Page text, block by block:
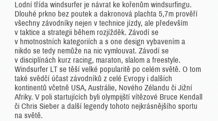
Lodní třída windsurfer je návrat ke kořenům windsurfingu.
Dlouhé prkno bez poutek a dakronová plachta 5,7m prověří
všechny závodníky nejen v technice jízdy, ale především
v taktice a strategii během rozjížděk. Závodí se
v hmotnostních kategoriích a s one design vybavením a
nikdo se tedy nemůže na nic vymlouvat. Závodí se
v disciplínách kurz racing, maraton, slalom a freestyle.
Windsurfer LT se těší velké popularitě po celém světě. O tom
také svědčí účast závodníků z celé Evropy i dalších
kontinentů včetně USA, Austrálie, Nového Zélandu či Jižní
Afriky. V poli startujících byli olympijští vítězové Bruce Kendall
či Chris Sieber a další legendy tohoto nejkrásnějšího sportu
na světě.